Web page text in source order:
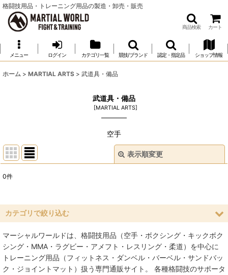
格闘技用品・トレーニング用品の製造・卸売・販売
商品検索 カート
メニュー ログイン カテゴリ一覧 競技/ブランド 認定・指定品 ショップ情報
ホーム > MARTIAL ARTS > 武道具・備品
武道具・備品
[MARTIAL ARTS]
空手
表示順変更
表示数 :
並び順:
絞り込む
0件
カテゴリで絞り込む
武道具・備品 (全商品)
棒
マーシャルワールドは、格闘技用品（空手・ボクシング・キックボク
シング・MMA・ラグビー・アメフト・レスリング・柔道）を中心に
トレーニング用品（フィットネス・ダンベル・バーベル・サンドバッ
ク・ジョイントマット）扱う専門通販サイト。 各種格闘技のサポータ